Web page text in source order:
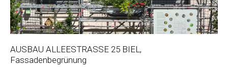
AUSBAU ALLEESTRASSE 25 BIEL,
Fassadenbegrünung